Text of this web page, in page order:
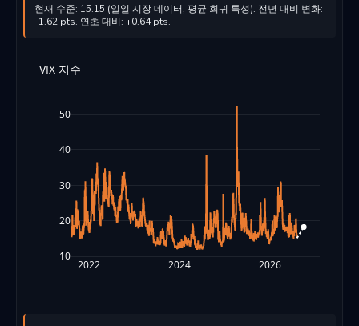
현재 수준: 15.15 (일일 시장 데이터, 평균 회귀 특성). 전년 대비 변화:
-1.62 pts. 연초 대비: +0.64 pts.
2022 2024 2026
10
20
30
40
50
VIX 지수